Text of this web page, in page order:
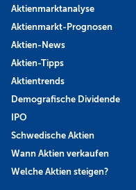
Aktienmarktanalyse
Aktienmarkt-Prognosen
Aktien-News
Aktien-Tipps
Aktientrends
Demografische Dividende
IPO
Schwedische Aktien
Wann Aktien verkaufen
Welche Aktien steigen?